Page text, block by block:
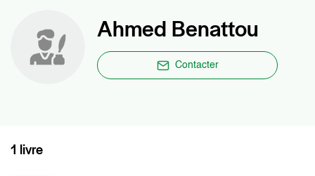
Ahmed Benattou
Contacter
1 livre